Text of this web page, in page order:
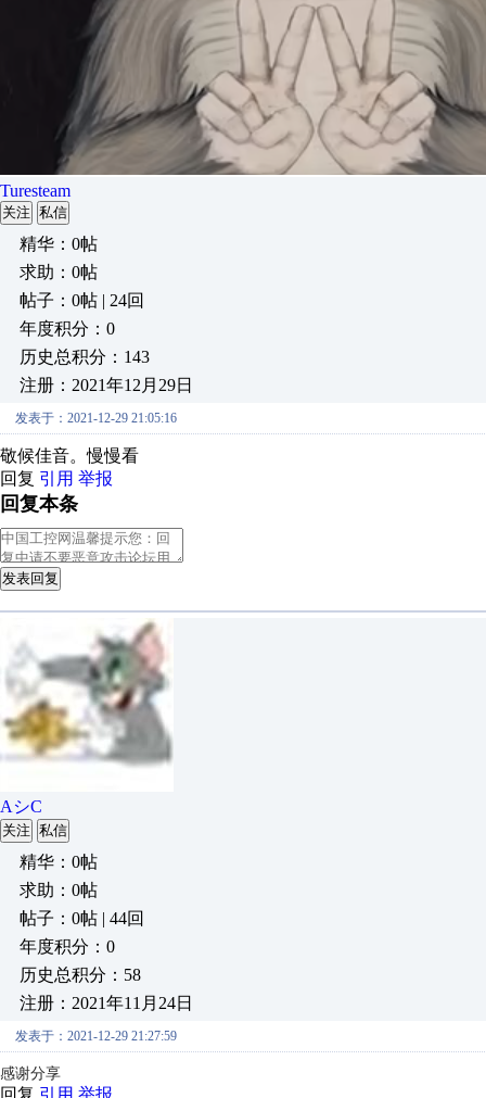
Turesteam
关注 私信
精华：0帖
求助：0帖
帖子：0帖 | 24回
年度积分：0
历史总积分：143
注册：2021年12月29日
发表于：2021-12-29 21:05:16
敬候佳音。慢慢看
回复 引用 举报
回复本条
发表回复
AシC
关注 私信
精华：0帖
求助：0帖
帖子：0帖 | 44回
年度积分：0
历史总积分：58
注册：2021年11月24日
发表于：2021-12-29 21:27:59
感谢分享
回复 引用 举报